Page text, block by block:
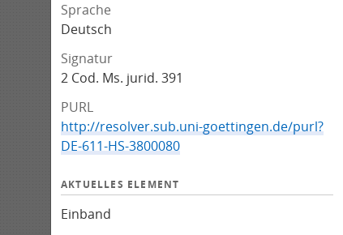
Sprache
Deutsch
Signatur
2 Cod. Ms. jurid. 391
PURL
http://resolver.sub.uni-goettingen.de/purl?
DE-611-HS-3800080
AKTUELLES ELEMENT
Einband